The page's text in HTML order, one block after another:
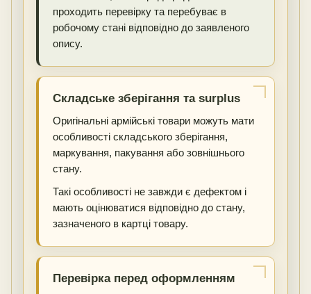
проходить перевірку та перебуває в
робочому стані відповідно до заявленого
опису.
Складське зберігання та surplus
Оригінальні армійські товари можуть мати
особливості складського зберігання,
маркування, пакування або зовнішнього
стану.
Такі особливості не завжди є дефектом і
мають оцінюватися відповідно до стану,
зазначеного в картці товару.
Перевірка перед оформленням